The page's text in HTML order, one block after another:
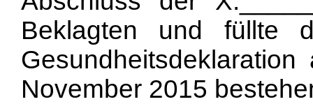
Beklagten und füllte
November 2015